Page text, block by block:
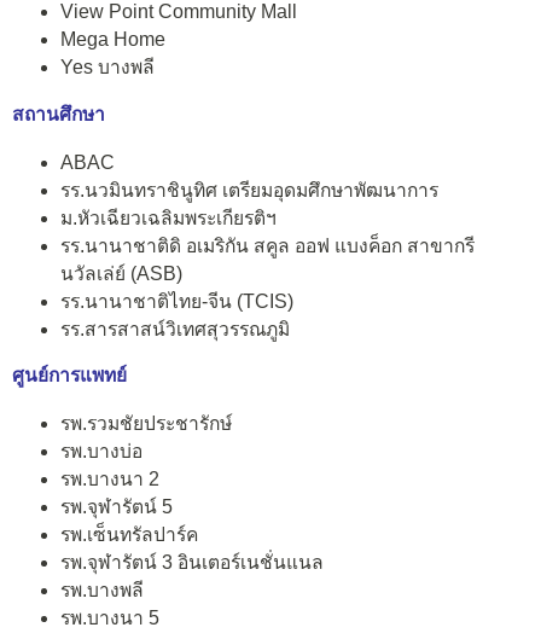
View Point Community Mall
Mega Home
Yes บางพลี
สถานศึกษา
ABAC
รร.นวมินทราชินูทิศ เตรียมอุดมศึกษาพัฒนาการ
ม.หัวเฉียวเฉลิมพระเกียรติฯ
รร.นานาชาติดิ อเมริกัน สคูล ออฟ แบงค็อก สาขากรี
นวัลเล่ย์ (ASB)
รร.นานาชาติไทย-จีน (TCIS)
รร.สารสาสน์วิเทศสุวรรณภูมิ
ศูนย์การแพทย์
รพ.รวมชัยประชารักษ์
รพ.บางบ่อ
รพ.บางนา 2
รพ.จุฬารัตน์ 5
รพ.เซ็นทรัลปาร์ค
รพ.จุฬารัตน์ 3 อินเตอร์เนชั่นแนล
รพ.บางพลี
รพ.บางนา 5